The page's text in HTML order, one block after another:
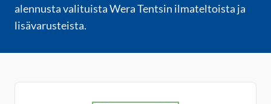
alennusta valituista Wera Tentsin ilmateltoista ja
lisävarusteista.